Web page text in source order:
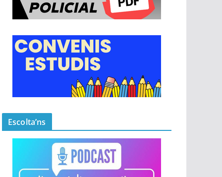
Escolta’ns